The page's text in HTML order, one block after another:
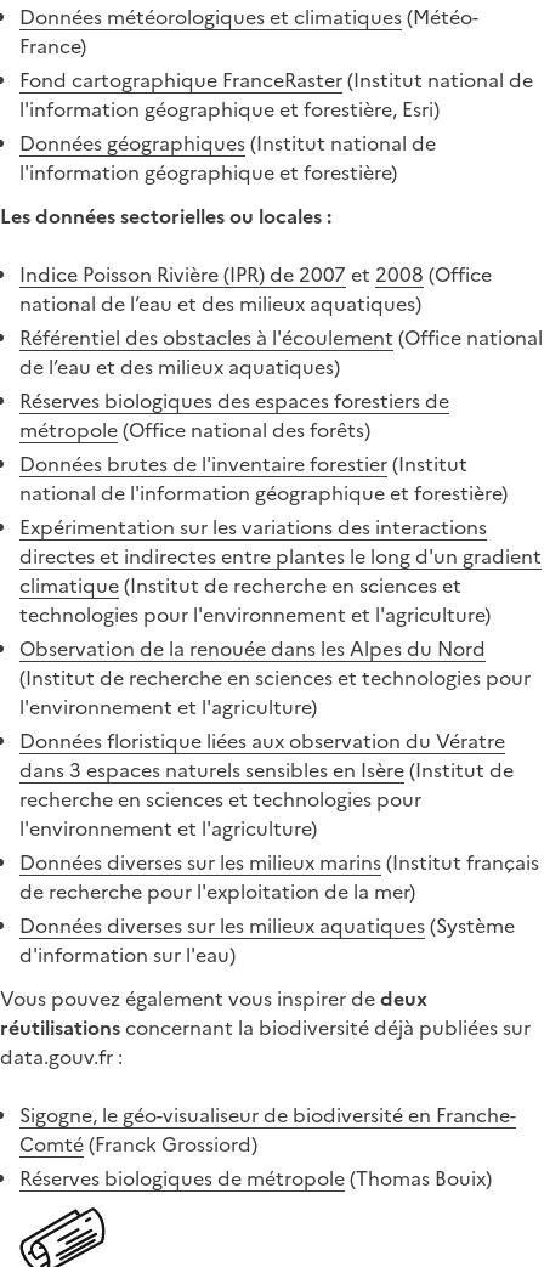
Données météorologiques et climatiques(Météo-
France)
Fond cartographique FranceRaster(Institut national de
l'information géographique et forestière, Esri)
Données géographiques(Institut national de
l'information géographique et forestière)
Les données sectorielles ou locales :
Indice Poisson Rivière (IPR) de 2007 et 2008 (Office
national de l’eau et des milieux aquatiques)
Référentiel des obstacles à l'écoulement (Office national
de l’eau et des milieux aquatiques)
Réserves biologiques des espaces forestiers de
métropole(Office national des forêts)
Données brutes de l'inventaire forestier(Institut
national de l'information géographique et forestière)
Expérimentation sur les variations des interactions
directes et indirectes entre plantes le long d'un gradient
climatique(Institut de recherche en sciences et
technologies pour l'environnement et l'agriculture)
Observation de la renouée dans les Alpes du Nord
(Institut de recherche en sciences et technologies pour
l'environnement et l'agriculture)
Données floristique liées aux observation du Vératre
dans 3 espaces naturels sensibles en Isère(Institut de
recherche en sciences et technologies pour
l'environnement et l'agriculture)
Données diverses sur les milieux marins(Institut français
de recherche pour l'exploitation de la mer)
Données diverses sur les milieux aquatiques(Système
d'information sur l'eau)
Vous pouvez également vous inspirer dedeux
réutilisationsconcernant la biodiversité déjà publiées sur
data.gouv.fr :
Sigogne, le géo-visualiseur de biodiversité en Franche-
Comté(Franck Grossiord)
Réserves biologiques de métropole(Thomas Bouix)